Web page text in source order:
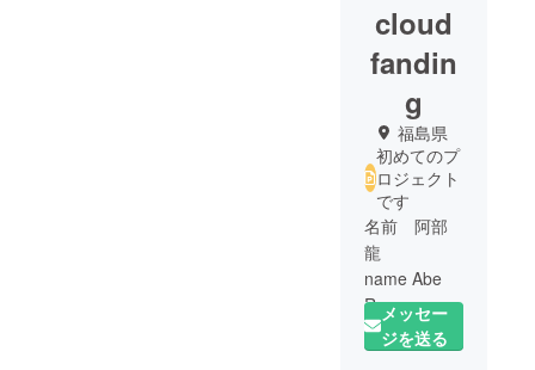
cloud
fandin
g
福島県
初めてのプ
ロジェクト
です
名前 阿部
龍
name Abe
Ryu
学校 福島
県立磐城高
メッセー
ジを送る